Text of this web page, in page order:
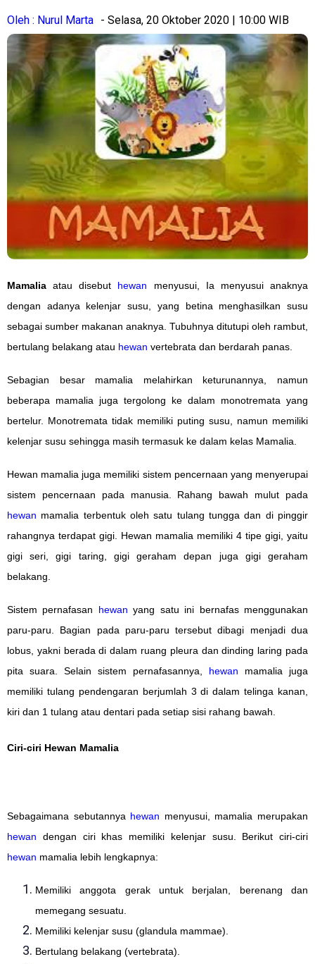
Oleh : Nurul Marta - Selasa, 20 Oktober 2020 | 10:00 WIB
Mamalia atau disebut hewan menyusui, Ia menyusui anaknya
dengan adanya kelenjar susu, yang betina menghasilkan susu
sebagai sumber makanan anaknya. Tubuhnya ditutupi oleh rambut,
bertulang belakang atau hewan vertebrata dan berdarah panas.
Sebagian besar mamalia melahirkan keturunannya, namun
beberapa mamalia juga tergolong ke dalam monotremata yang
bertelur. Monotremata tidak memiliki puting susu, namun memiliki
kelenjar susu sehingga masih termasuk ke dalam kelas Mamalia.
Hewan mamalia juga memiliki sistem pencernaan yang menyerupai
sistem pencernaan pada manusia. Rahang bawah mulut pada
hewan mamalia terbentuk oleh satu tulang tungga dan di pinggir
rahangnya terdapat gigi. Hewan mamalia memiliki 4 tipe gigi, yaitu
gigi seri, gigi taring, gigi geraham depan juga gigi geraham
belakang.
Sistem pernafasan hewan yang satu ini bernafas menggunakan
paru-paru. Bagian pada paru-paru tersebut dibagi menjadi dua
lobus, yakni berada di dalam ruang pleura dan dinding laring pada
pita suara. Selain sistem pernafasannya, hewan mamalia juga
memiliki tulang pendengaran berjumlah 3 di dalam telinga kanan,
kiri dan 1 tulang atau dentari pada setiap sisi rahang bawah.
Ciri-ciri Hewan Mamalia
Sebagaimana sebutannya hewan menyusui, mamalia merupakan
hewan dengan ciri khas memiliki kelenjar susu. Berikut ciri-ciri
hewan mamalia lebih lengkapnya:
Memiliki anggota gerak untuk berjalan, berenang dan
memegang sesuatu.
Memiliki kelenjar susu (glandula mammae).
Bertulang belakang (vertebrata).